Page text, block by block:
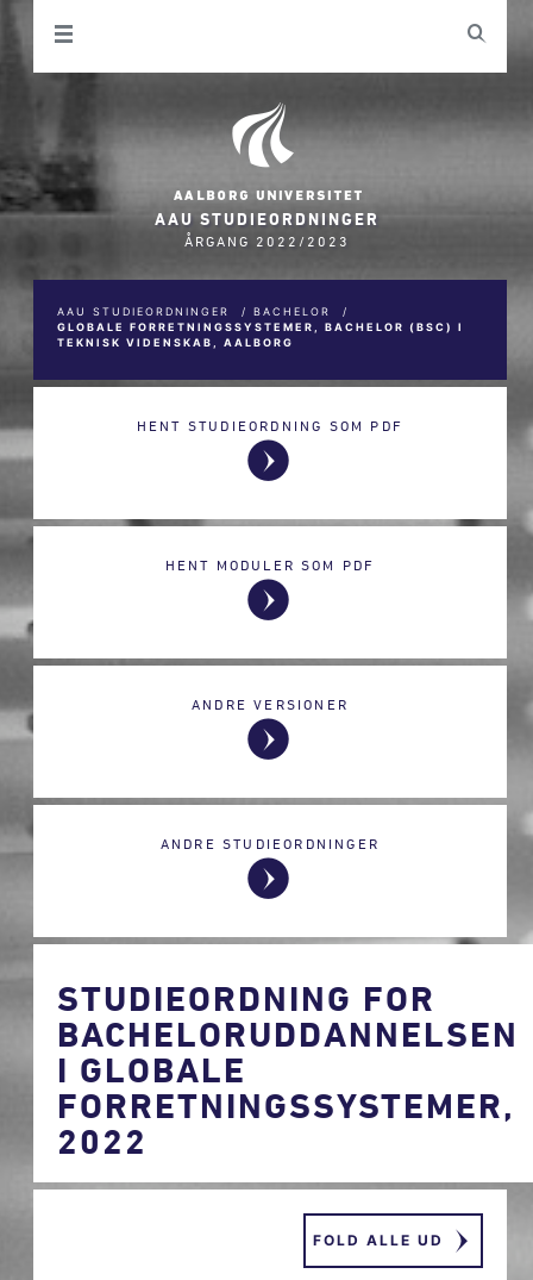
AAU STUDIEORDNINGER
ÅRGANG 2022/2023
AAU STUDIEORDNINGER / BACHELOR
/
GLOBALE FORRETNINGSSYSTEMER, BACHELOR (BSC) I
TEKNISK VIDENSKAB, AALBORG
HENT STUDIEORDNING SOM PDF
HENT MODULER SOM PDF
ANDRE VERSIONER
ANDRE STUDIEORDNINGER
STUDIEORDNING FOR
BACHELORUDDANNELSEN
I GLOBALE
FORRETNINGSSYSTEMER,
2022
FOLD ALLE UD